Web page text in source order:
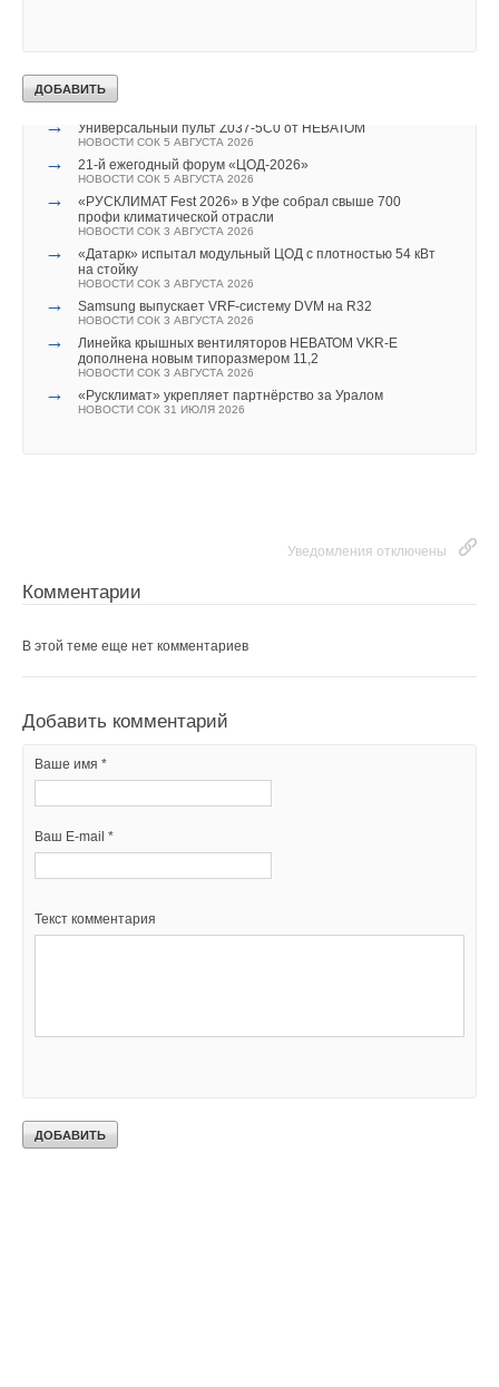
→
Для Арктики создали технологию защиты
ветрогенераторов от аварий
НОВОСТИ СОК 6 АВГУСТА 2026
→ Универсальный пульт Z037-5C0 от НЕВАТОМ
НОВОСТИ СОК 5 АВГУСТА 2026
→ 21-й ежегодный форум «ЦОД-2026»
НОВОСТИ СОК 5 АВГУСТА 2026
→
«РУСКЛИМАТ Fest 2026» в Уфе собрал свыше 700
профи климатической отрасли
НОВОСТИ СОК 3 АВГУСТА 2026
→
«Датарк» испытал модульный ЦОД с плотностью 54 кВт
на стойку
НОВОСТИ СОК 3 АВГУСТА 2026
→ Samsung выпускает VRF-систему DVM на R32
НОВОСТИ СОК 3 АВГУСТА 2026
→
Линейка крышных вентиляторов НЕВАТОМ VKR-E
дополнена новым типоразмером 11,2
НОВОСТИ СОК 3 АВГУСТА 2026
→ «Русклимат» укрепляет партнёрство за Уралом
НОВОСТИ СОК 31 ИЮЛЯ 2026
Уведомления отключены
Комментарии
В этой теме еще нет комментариев
Добавить комментарий
Ваше имя *
Ваш E-mail *
Текст комментария